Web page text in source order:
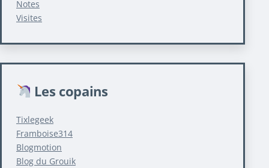
Notes
Visites
Les copains
Tixlegeek
Framboise314
Blogmotion
Blog du Grouik